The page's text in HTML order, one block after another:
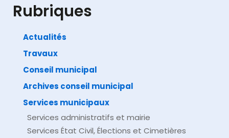
Direction de l'information légale et administrative
Rubriques
Actualités
Travaux
Conseil municipal
Archives conseil municipal
Services municipaux
Services administratifs et mairie
Services État Civil, Élections et Cimetières